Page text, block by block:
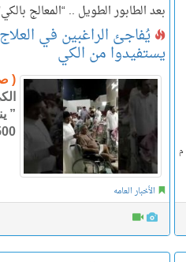
بعد الطابور الطويل .. “المعالج
يستفيدوا من الكي
(
”
500 ريال نظير ما
الأخبار العامه